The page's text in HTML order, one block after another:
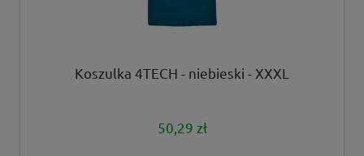
Koszulka 4TECH - niebieski - XXXL
50,29 zł